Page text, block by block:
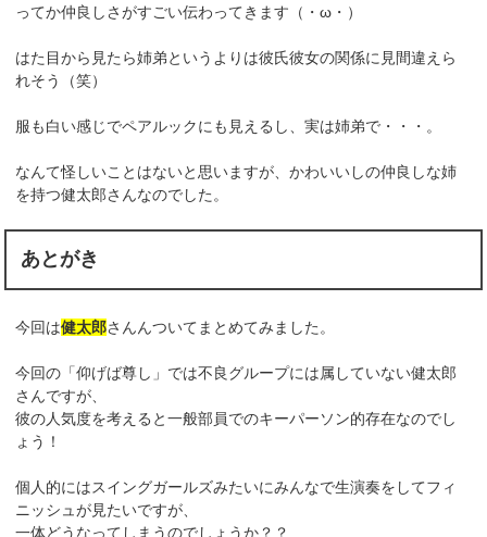
ってか仲良しさがすごい伝わってきます（・ω・）
はた目から見たら姉弟というよりは彼氏彼女の関係に見間違えら
れそう（笑）
服も白い感じでペアルックにも見えるし、実は姉弟で・・・。
なんて怪しいことはないと思いますが、かわいいしの仲良しな姉
を持つ健太郎さんなのでした。
あとがき
今回は健太郎さんんついてまとめてみました。
今回の「仰げば尊し」では不良グループには属していない健太郎
さんですが、
彼の人気度を考えると一般部員でのキーパーソン的存在なのでし
ょう！
個人的にはスイングガールズみたいにみんなで生演奏をしてフィ
ニッシュが見たいですが、
一体どうなってしまうのでしょうか？？